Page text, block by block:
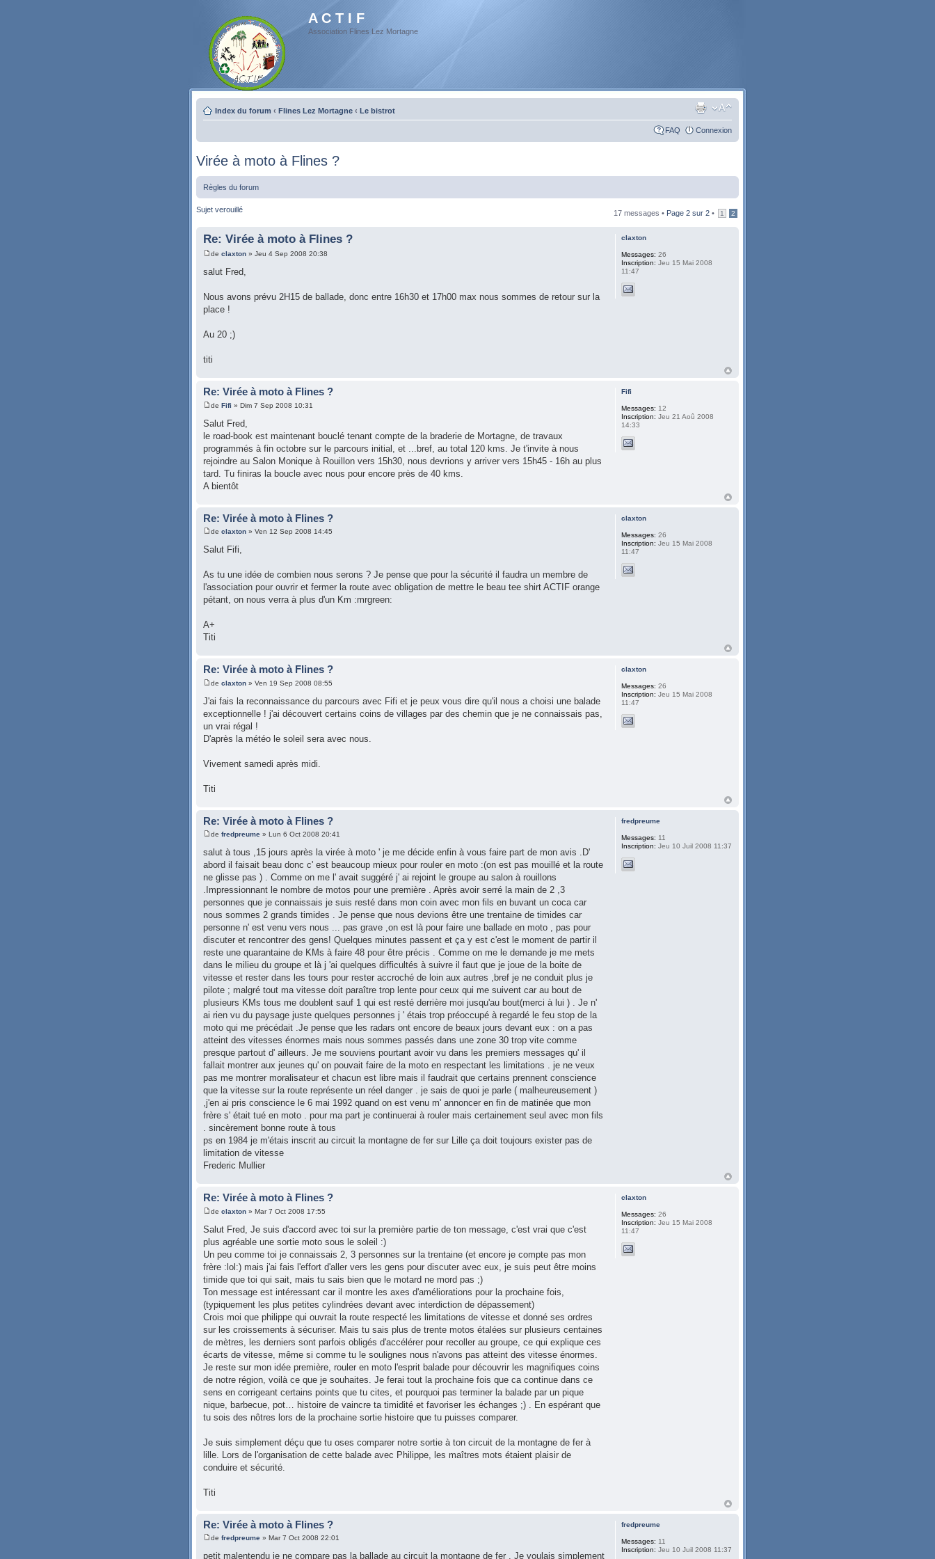
A C T I F
Association Flines Lez Mortagne
Index du forum ‹ Flines Lez Mortagne ‹ Le bistrot
FAQ Connexion
Virée à moto à Flines ?
Règles du forum
Sujet verouillé 17 messages • Page 2 sur 2 • 1 2
Re: Virée à moto à Flines ?
de claxton » Jeu 4 Sep 2008 20:38
salut Fred,
Nous avons prévu 2H15 de ballade, donc entre 16h30 et 17h00 max nous sommes de retour sur la
place !
Au 20 ;)
titi
claxton
Messages: 26
Inscription: Jeu 15 Mai 2008
11:47
Re: Virée à moto à Flines ?
de Fifi » Dim 7 Sep 2008 10:31
Salut Fred,
le road-book est maintenant bouclé tenant compte de la braderie de Mortagne, de travaux
programmés à fin octobre sur le parcours initial, et ...bref, au total 120 kms. Je t'invite à nous
rejoindre au Salon Monique à Rouillon vers 15h30, nous devrions y arriver vers 15h45 - 16h au plus
tard. Tu finiras la boucle avec nous pour encore près de 40 kms.
A bientôt
Fifi
Messages: 12
Inscription: Jeu 21 Aoû 2008
14:33
Re: Virée à moto à Flines ?
de claxton » Ven 12 Sep 2008 14:45
Salut Fifi,
As tu une idée de combien nous serons ? Je pense que pour la sécurité il faudra un membre de
l'association pour ouvrir et fermer la route avec obligation de mettre le beau tee shirt ACTIF orange
pétant, on nous verra à plus d'un Km :mrgreen:
A+
Titi
claxton
Messages: 26
Inscription: Jeu 15 Mai 2008
11:47
Re: Virée à moto à Flines ?
de claxton » Ven 19 Sep 2008 08:55
J'ai fais la reconnaissance du parcours avec Fifi et je peux vous dire qu'il nous a choisi une balade
exceptionnelle ! j'ai découvert certains coins de villages par des chemin que je ne connaissais pas,
un vrai régal !
D'après la météo le soleil sera avec nous.
Vivement samedi après midi.
Titi
claxton
Messages: 26
Inscription: Jeu 15 Mai 2008
11:47
Re: Virée à moto à Flines ?
de fredpreume » Lun 6 Oct 2008 20:41
salut à tous ,15 jours après la virée à moto ' je me décide enfin à vous faire part de mon avis .D'
abord il faisait beau donc c' est beaucoup mieux pour rouler en moto :(on est pas mouillé et la route
ne glisse pas ) . Comme on me l' avait suggéré j' ai rejoint le groupe au salon à rouillons
.Impressionnant le nombre de motos pour une première . Après avoir serré la main de 2 ,3
personnes que je connaissais je suis resté dans mon coin avec mon fils en buvant un coca car
nous sommes 2 grands timides . Je pense que nous devions être une trentaine de timides car
personne n' est venu vers nous ... pas grave ,on est là pour faire une ballade en moto , pas pour
discuter et rencontrer des gens! Quelques minutes passent et ça y est c'est le moment de partir il
reste une quarantaine de KMs à faire 48 pour être précis . Comme on me le demande je me mets
dans le milieu du groupe et là j 'ai quelques difficultés à suivre il faut que je joue de la boite de
vitesse et rester dans les tours pour rester accroché de loin aux autres ,bref je ne conduit plus je
pilote ; malgré tout ma vitesse doit paraître trop lente pour ceux qui me suivent car au bout de
plusieurs KMs tous me doublent sauf 1 qui est resté derrière moi jusqu'au bout(merci à lui ) . Je n'
ai rien vu du paysage juste quelques personnes j ' étais trop préoccupé à regardé le feu stop de la
moto qui me précédait .Je pense que les radars ont encore de beaux jours devant eux : on a pas
atteint des vitesses énormes mais nous sommes passés dans une zone 30 trop vite comme
presque partout d' ailleurs. Je me souviens pourtant avoir vu dans les premiers messages qu' il
fallait montrer aux jeunes qu' on pouvait faire de la moto en respectant les limitations . je ne veux
pas me montrer moralisateur et chacun est libre mais il faudrait que certains prennent conscience
que la vitesse sur la route représente un réel danger . je sais de quoi je parle ( malheureusement )
,j'en ai pris conscience le 6 mai 1992 quand on est venu m' annoncer en fin de matinée que mon
frère s' était tué en moto . pour ma part je continuerai à rouler mais certainement seul avec mon fils
. sincèrement bonne route à tous
ps en 1984 je m'étais inscrit au circuit la montagne de fer sur Lille ça doit toujours exister pas de
limitation de vitesse
Frederic Mullier
fredpreume
Messages: 11
Inscription: Jeu 10 Juil 2008 11:37
Re: Virée à moto à Flines ?
de claxton » Mar 7 Oct 2008 17:55
Salut Fred, Je suis d'accord avec toi sur la première partie de ton message, c'est vrai que c'est
plus agréable une sortie moto sous le soleil :)
Un peu comme toi je connaissais 2, 3 personnes sur la trentaine (et encore je compte pas mon
frère :lol:) mais j'ai fais l'effort d'aller vers les gens pour discuter avec eux, je suis peut être moins
timide que toi qui sait, mais tu sais bien que le motard ne mord pas ;)
Ton message est intéressant car il montre les axes d'améliorations pour la prochaine fois,
(typiquement les plus petites cylindrées devant avec interdiction de dépassement)
Crois moi que philippe qui ouvrait la route respecté les limitations de vitesse et donné ses ordres
sur les croissements à sécuriser. Mais tu sais plus de trente motos étalées sur plusieurs centaines
de mètres, les derniers sont parfois obligés d'accélérer pour recoller au groupe, ce qui explique ces
écarts de vitesse, même si comme tu le soulignes nous n'avons pas atteint des vitesse énormes.
Je reste sur mon idée première, rouler en moto l'esprit balade pour découvrir les magnifiques coins
de notre région, voilà ce que je souhaites. Je ferai tout la prochaine fois que ca continue dans ce
sens en corrigeant certains points que tu cites, et pourquoi pas terminer la balade par un pique
nique, barbecue, pot… histoire de vaincre ta timidité et favoriser les échanges ;) . En espérant que
tu sois des nôtres lors de la prochaine sortie histoire que tu puisses comparer.
Je suis simplement déçu que tu oses comparer notre sortie à ton circuit de la montagne de fer à
lille. Lors de l'organisation de cette balade avec Philippe, les maîtres mots étaient plaisir de
conduire et sécurité.
Titi
claxton
Messages: 26
Inscription: Jeu 15 Mai 2008
11:47
Re: Virée à moto à Flines ?
de fredpreume » Mar 7 Oct 2008 22:01
petit malentendu je ne compare pas la ballade au circuit la montagne de fer . Je voulais simplement
fredpreume
Messages: 11
Inscription: Jeu 10 Juil 2008 11:37